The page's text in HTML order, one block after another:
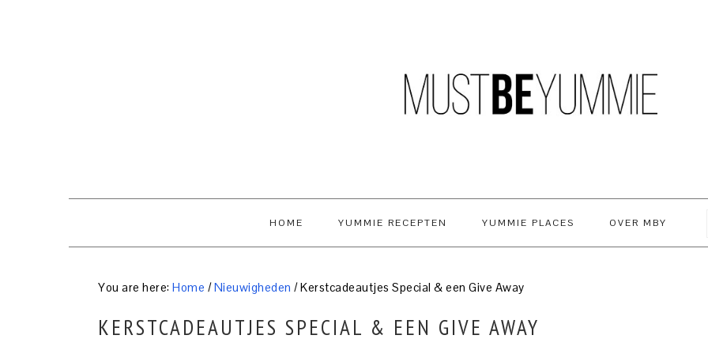
HOME YUMMIE RECEPTEN YUMMIE PLACES OVER MBY
You are here: Home / Nieuwigheden /Kerstcadeautjes Special & een Give Away
KERSTCADEAUTJES SPECIAL & EEN GIVE AWAY